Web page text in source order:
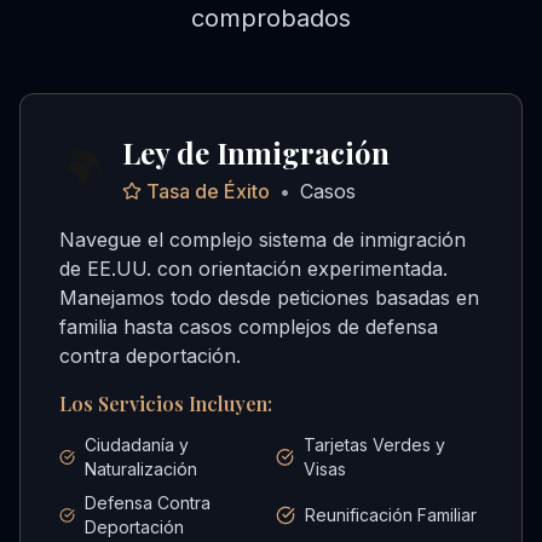
comprobados
Ley de Inmigración
Tasa de Éxito • Casos
Navegue el complejo sistema de inmigración
de EE.UU. con orientación experimentada.
Manejamos todo desde peticiones basadas en
familia hasta casos complejos de defensa
contra deportación.
Los Servicios Incluyen:
Ciudadanía y
Naturalización
Tarjetas Verdes y
Visas
Defensa Contra
Deportación
Reunificación Familiar